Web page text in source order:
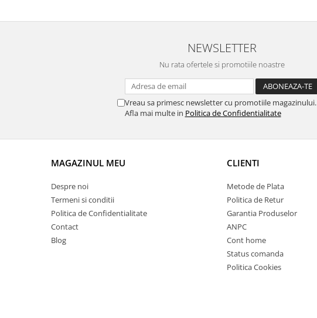
NEWSLETTER
Nu rata ofertele si promotiile noastre
Vreau sa primesc newsletter cu promotiile magazinului.
Afla mai multe in Politica de Confidentialitate
MAGAZINUL MEU
Despre noi
Termeni si conditii
Politica de Confidentialitate
Contact
Blog
CLIENTI
Metode de Plata
Politica de Retur
Garantia Produselor
ANPC
Cont home
Status comanda
Politica Cookies